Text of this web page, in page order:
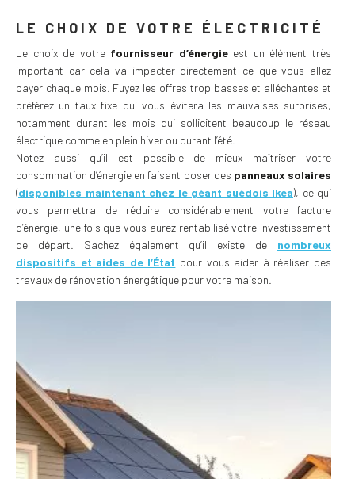
LE CHOIX DE VOTRE ÉLECTRICITÉ
Le choix de votre fournisseur d’énergieest un élément très
important car cela va impacter directement ce que vous allez
payer chaque mois. Fuyez les offres trop basses et alléchantes et
préférez un taux fixe qui vous évitera les mauvaises surprises,
notamment durant les mois qui sollicitent beaucoup le réseau
électrique comme en plein hiver ou durant l’été.
Notez aussi qu’il est possible de mieux maîtriser votre
consommation d’énergie en faisant poser des panneaux solaires
(disponibles maintenant chez le géant suédois Ikea), ce qui
vous permettra de réduire considérablement votre facture
d’énergie, une fois que vous aurez rentabilisé votre investissement
de départ. Sachez également qu’il existe de nombreux
dispositifs et aides de l’État pour vous aider à réaliser des
travaux de rénovation énergétique pour votre maison.